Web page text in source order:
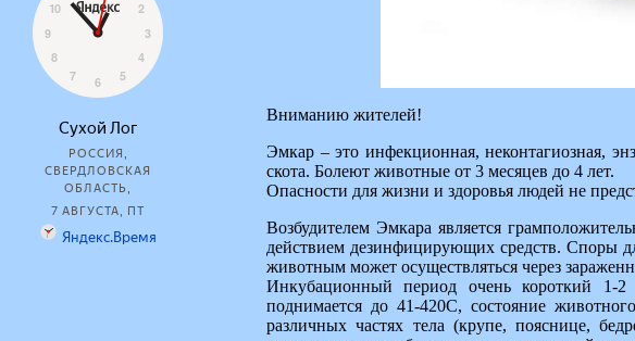
Вниманию жителей!
Эмкар – это инфекционная, неконтагиозная,
скота. Болеют животные от 3 месяцев до 4 лет.
Опасности для жизни и здоровья людей не
Возбудителем Эмкара является
действием дезинфицирующих средств. Споры
животным может осуществляться через
Инкубационный период очень короткий 1-
поднимается до 41-420С, состояние
различных частях тела (крупе, пояснице,